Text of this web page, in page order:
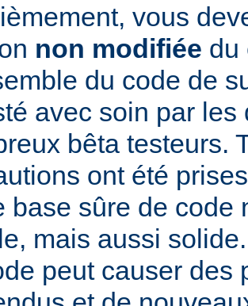
vous
non modifiée du
du code de
avec soin par
bêta testeurs.
ont été
base sûre de code
mais aussi
peut causer des